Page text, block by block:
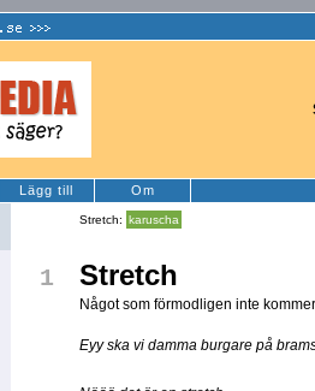
Lägg till Om
Stretch: karuscha
1 Stretch
Något som förmodligen inte
Eyy ska vi damma burgare på